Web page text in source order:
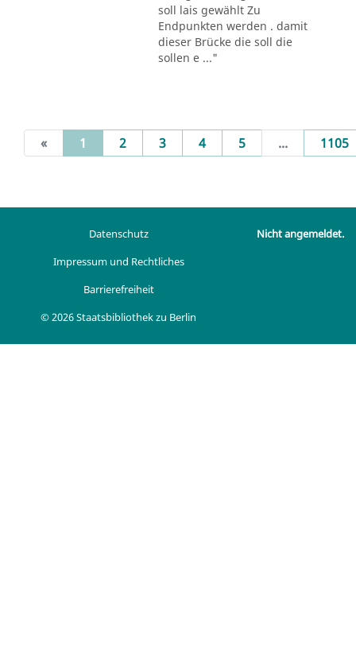
soll lais gewählt Zu
Endpunkten werden . damit
dieser Brücke die soll die
sollen e ..."
« 1 (current)
2 3 4 5 ... 1105
Datenschutz
Impressum und Rechtliches
Barrierefreiheit
© 2026 Staatsbibliothek zu Berlin
Nicht angemeldet.